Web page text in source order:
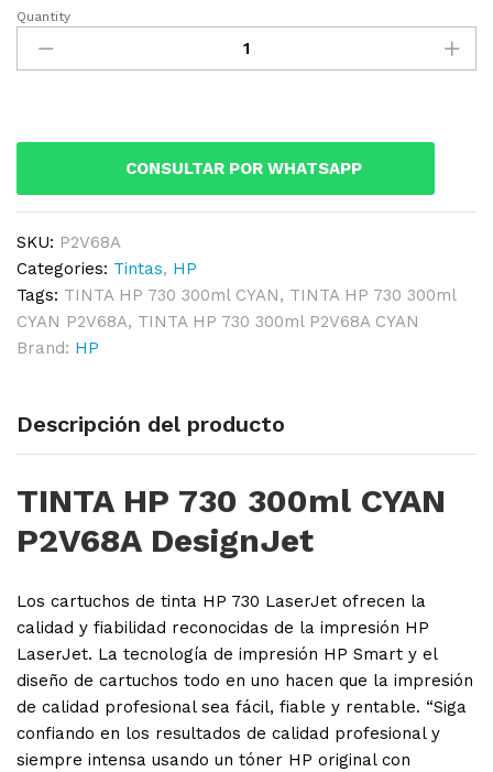
TINTA
HP
730
Quantity
CONSULTAR POR WHATSAPP
SKU: P2V68A
Categories: Tintas, HP
Tags: TINTA HP 730 300ml CYAN, TINTA HP 730 300ml
CYAN P2V68A, TINTA HP 730 300ml P2V68A CYAN
Brand: HP
Descripción del producto
TINTA HP 730 300ml CYAN
P2V68A DesignJet
Los cartuchos de tinta HP 730 LaserJet ofrecen la
calidad y fiabilidad reconocidas de la impresión HP
LaserJet. La tecnología de impresión HP Smart y el
diseño de cartuchos todo en uno hacen que la impresión
de calidad profesional sea fácil, fiable y rentable. “Siga
confiando en los resultados de calidad profesional y
siempre intensa usando un tóner HP original con